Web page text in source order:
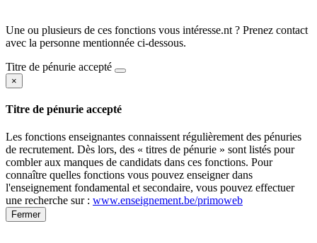
Une ou plusieurs de ces fonctions vous intéresse.nt ? Prenez contact
avec la personne mentionnée ci-dessous.
Titre de pénurie accepté
×
Titre de pénurie accepté
Les fonctions enseignantes connaissent régulièrement des pénuries
de recrutement. Dès lors, des « titres de pénurie » sont listés pour
combler aux manques de candidats dans ces fonctions. Pour
connaître quelles fonctions vous pouvez enseigner dans
l'enseignement fondamental et secondaire, vous pouvez effectuer
une recherche sur : www.enseignement.be/primoweb
Fermer